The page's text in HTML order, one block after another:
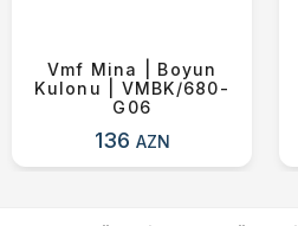
Vmf Mina | Boyun
Kulonu | VMBK/680-
G06
136 AZN